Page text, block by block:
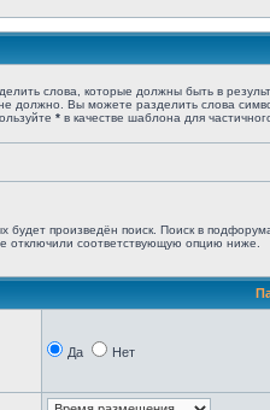
слова, которые должны быть в
не должно. Вы можете разделить слова
* в качестве шаблона для
произведён поиск. Поиск в
отключили соответствующую опцию ниже.
Да Нет